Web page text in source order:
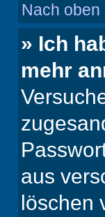
Nach oben
» Ich
mehr
aus
löschen